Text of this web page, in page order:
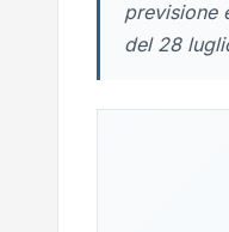
previsione
del 28